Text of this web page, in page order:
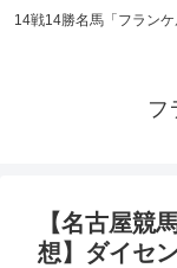
14戦14勝名馬「フラン
フ
【名古屋競
想】ダイセ